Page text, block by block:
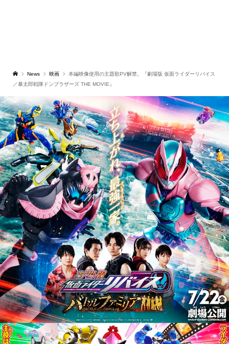
News 映画
本編映像使用の主題歌PV解禁。『劇場版 仮面ライダーリバイス
／暴太郎戦隊ドンブラザーズ THE MOVIE』